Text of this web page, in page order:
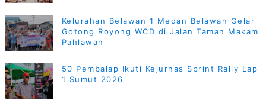
Kelurahan Belawan 1 Medan Belawan Gelar
Gotong Royong WCD di Jalan Taman Makam
Pahlawan
50 Pembalap Ikuti Kejurnas Sprint Rally Lap
1 Sumut 2026